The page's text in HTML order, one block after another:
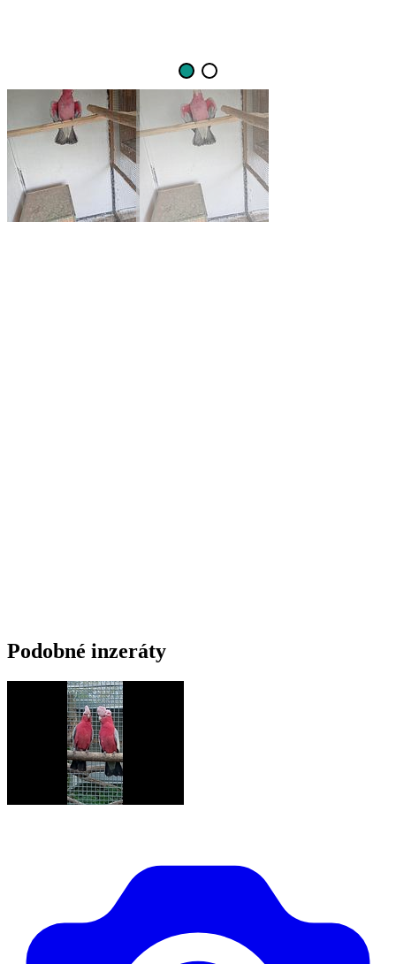
Podobné inzeráty